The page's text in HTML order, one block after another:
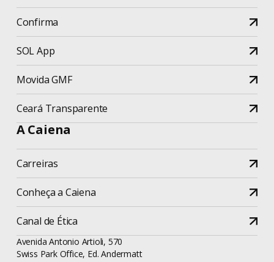
Confirma
SOL App
Movida GMF
Ceará Transparente
A Caiena
Carreiras
Conheça a Caiena
Canal de Ética
Avenida Antonio Artioli, 570
Swiss Park Office, Ed. Andermatt